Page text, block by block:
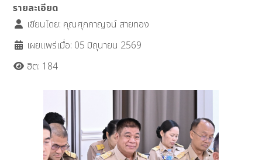
รายละเอียด
เขียนโดย: คุณศุภกาญจน์ สายทอง
เผยแพร่เมื่อ: 05 มิถุนายน 2569
ฮิต: 184